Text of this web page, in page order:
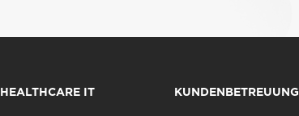
HEALTHCARE IT KUNDENBETREUUNG